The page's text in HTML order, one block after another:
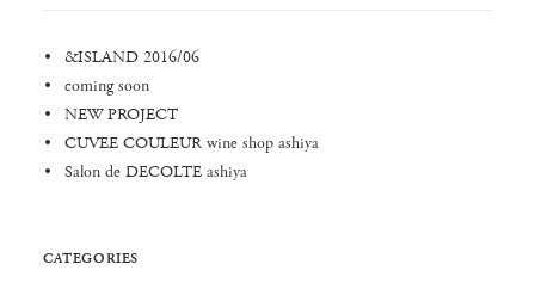
&ISLAND 2016/06
coming soon
NEW PROJECT
CUVEE COULEUR wine shop ashiya
Salon de DECOLTE ashiya
CATEGORIES